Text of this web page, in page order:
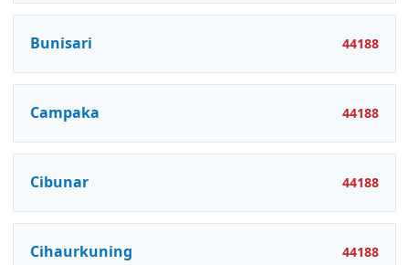
Bunisari 44188
Campaka 44188
Cibunar 44188
Cihaurkuning 44188